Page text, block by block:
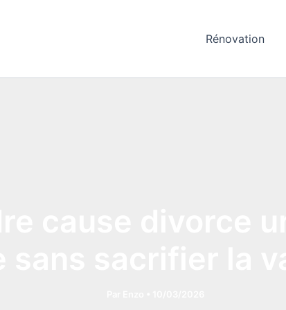
Rénovation